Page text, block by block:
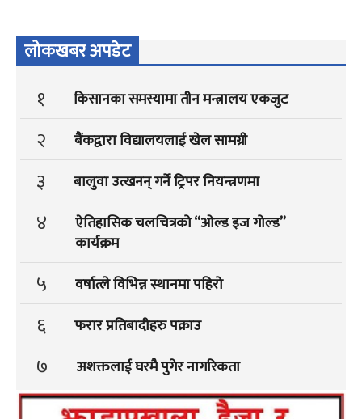
लोकखबर अपडेट
१ किसानका समस्यामा तीन मन्त्रालय एकजुट
२ बैंकद्वारा विद्यालयलाई खेल सामग्री
३ बालुवा उत्खनन् गर्ने ट्रिपर नियन्त्रणमा
४
ऐतिहासिक चलचित्रको “ओल्ड इज गोल्ड”
कार्यक्रम
५ वर्षात्ले विभिन्न स्थानमा पहिरो
६ फरार प्रतिबादीहरु पक्राउ
७ अशक्तलाई घरमै पुगेर नागरिकता